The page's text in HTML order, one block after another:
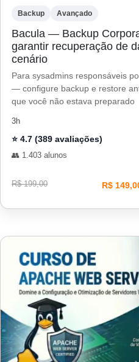
Backup Avançado
Bacula — Backup
garantir recuperação de
cenário
Para sysadmins responsáveis
— configure backup e restore
que você não estava preparado
3h
⭐ 4.7 (389 avaliações)
👥 1.403 alunos
R$ 199,00 R$